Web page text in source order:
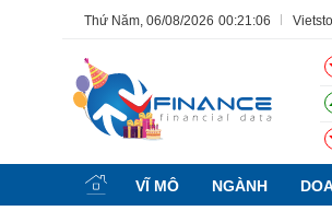
Thứ Năm, 06/08/2026 00:21:07
VĨ MÔ NGÀNH
Tính năng Ngành Mã